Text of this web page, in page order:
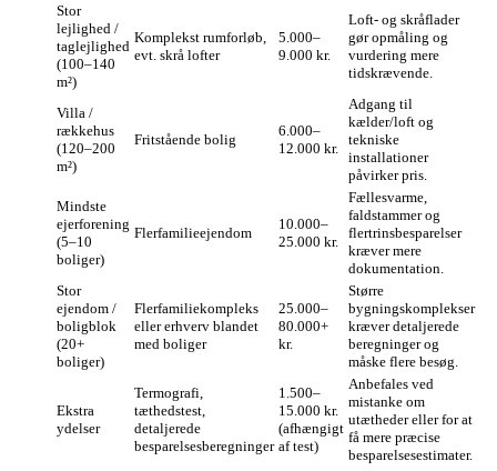
Stor
lejlighed /
taglejlighed
(100–140
m²)
Komplekst rumforløb,
evt. skrå lofter
5.000–
9.000 kr.
Loft- og skråflader
gør opmåling og
vurdering mere
tidskrævende.
Villa /
rækkehus
(120–200
m²)
Fritstående bolig
6.000–
12.000 kr.
Adgang til
kælder/loft og
tekniske
installationer
påvirker pris.
Mindste
ejerforening
(5–10
boliger)
Flerfamilieejendom
10.000–
25.000 kr.
Fællesvarme,
faldstammer og
flertrinsbesparelser
kræver mere
dokumentation.
Stor
ejendom /
boligblok
(20+
boliger)
Flerfamiliekompleks
eller erhverv blandet
med boliger
25.000–
80.000+
kr.
Større
bygningskomplekser
kræver detaljerede
beregninger og
måske flere besøg.
Ekstra
ydelser
Termografi,
tæthedstest,
detaljerede
besparelsesberegninger
1.500–
15.000 kr.
(afhængigt
af test)
Anbefales ved
mistanke om
utætheder eller for at
få mere præcise
besparelsesestimater.